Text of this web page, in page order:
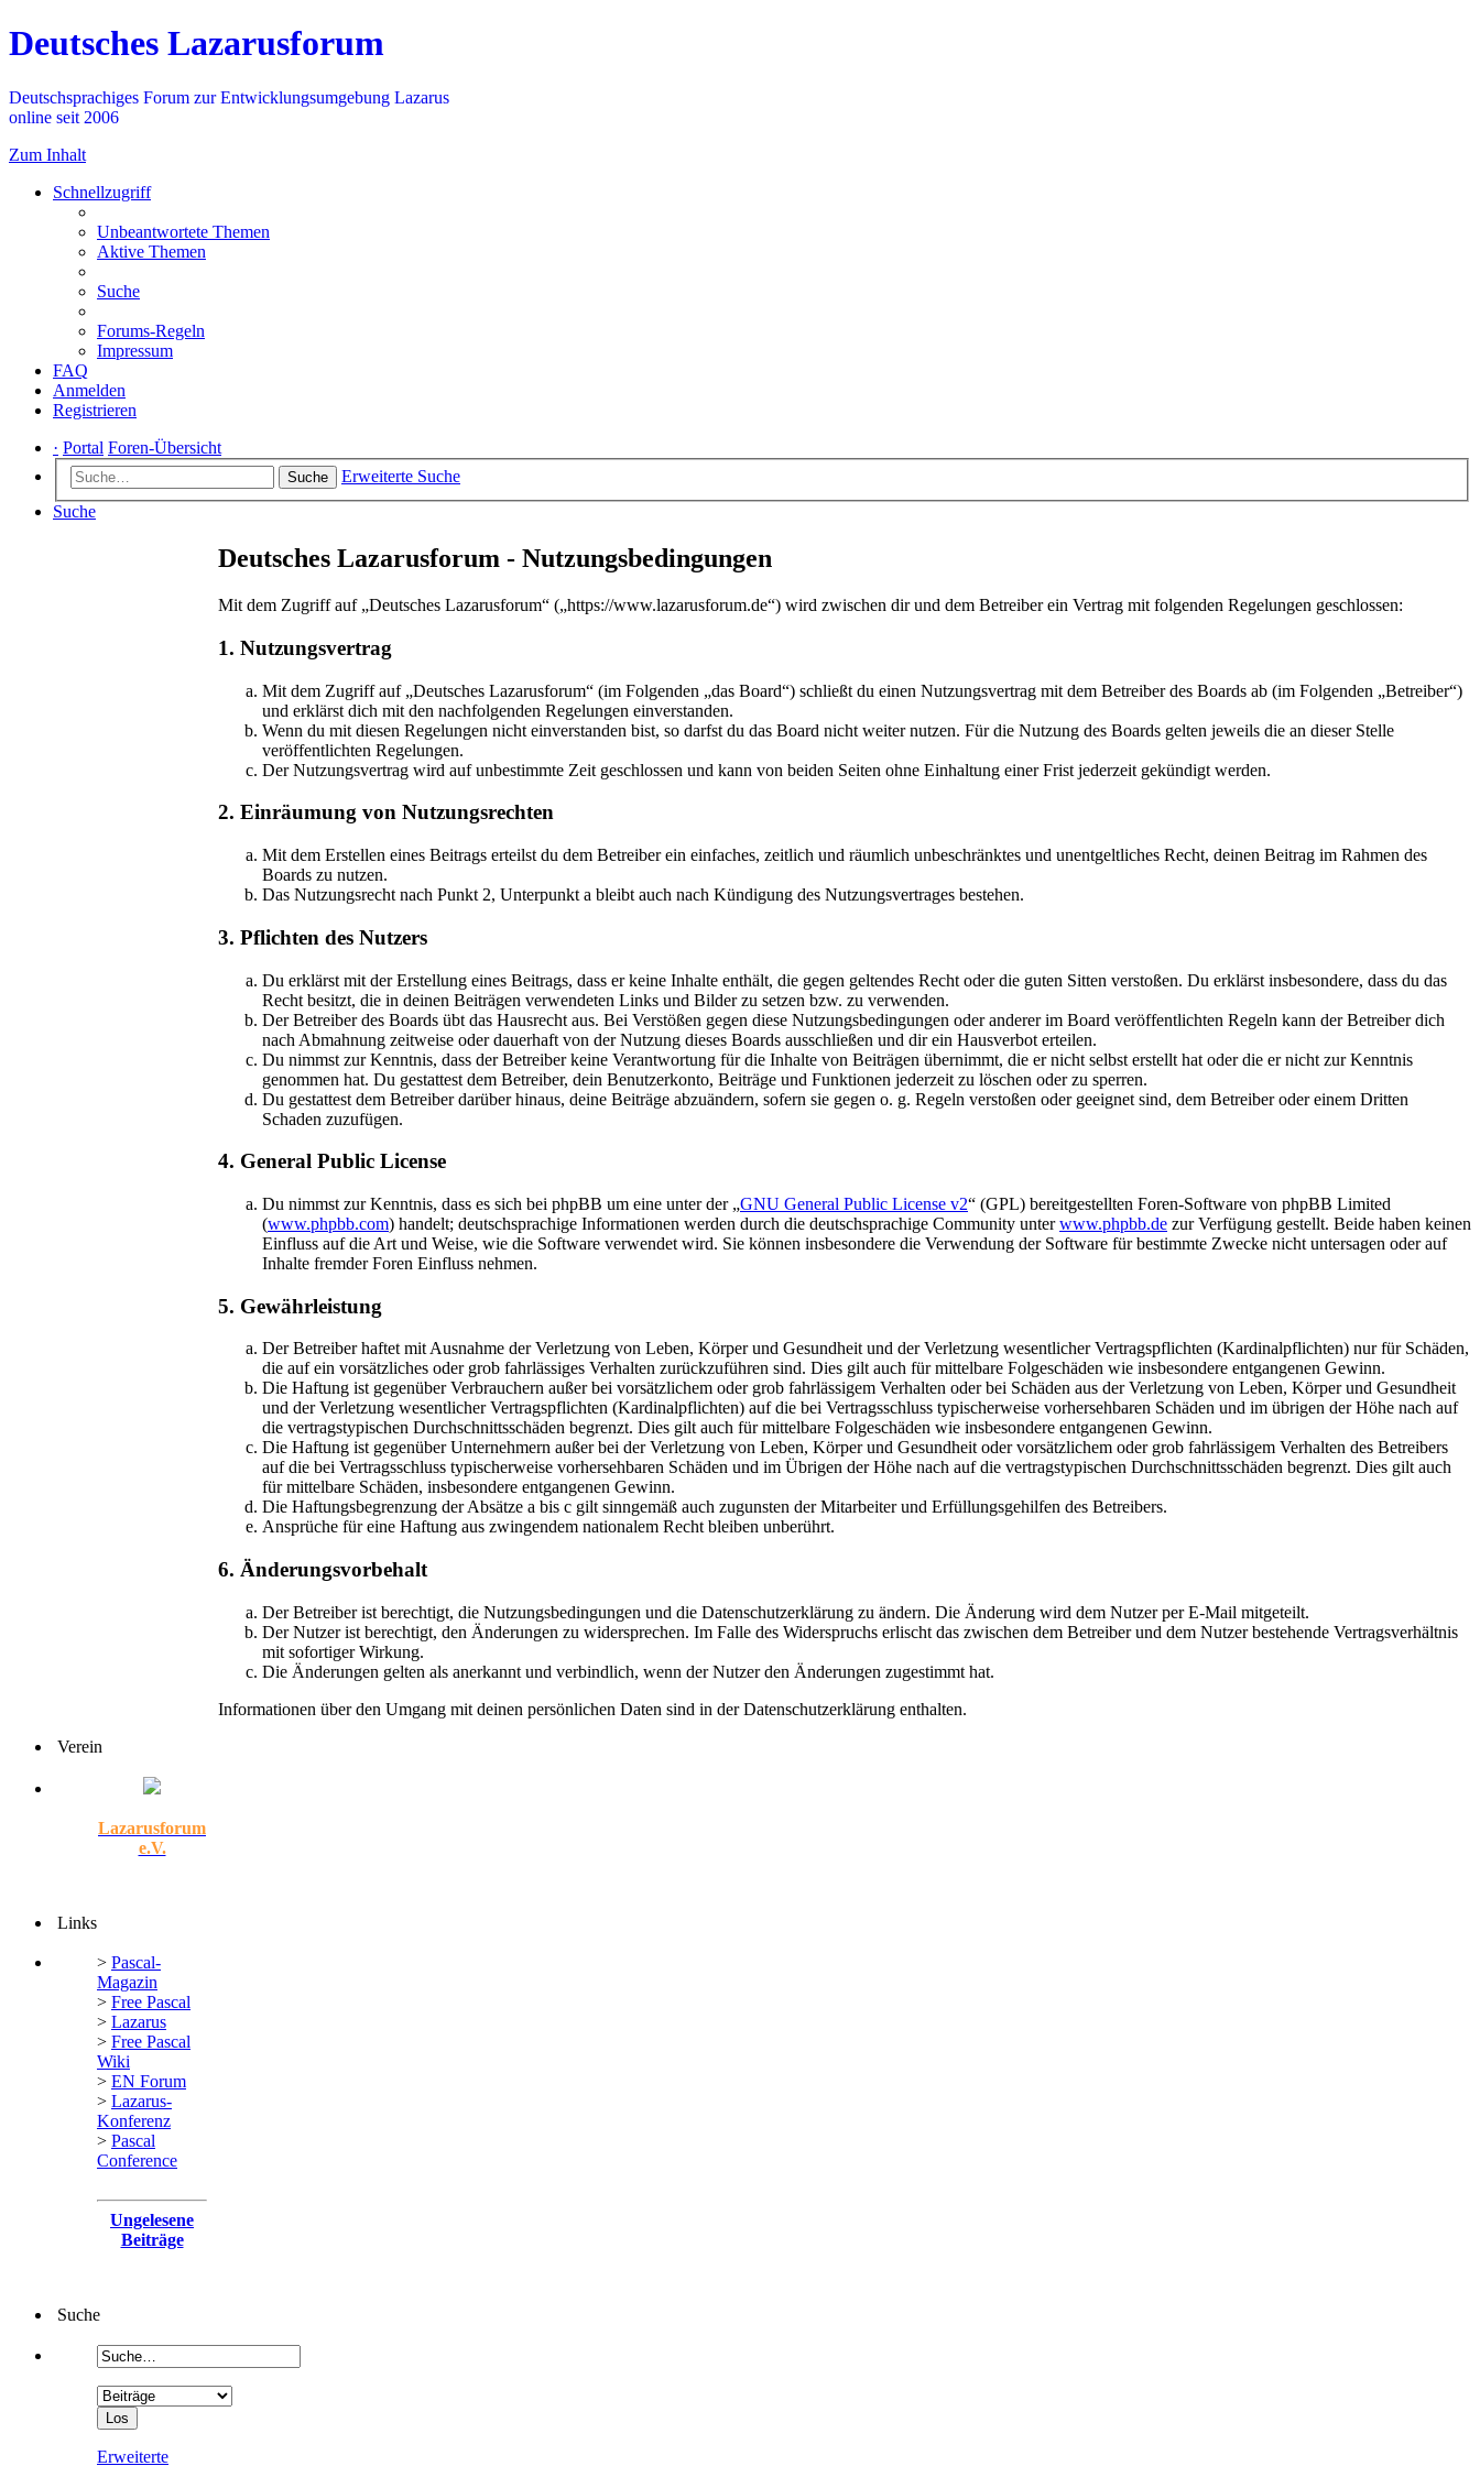
Deutsches Lazarusforum
Deutschsprachiges Forum zur Entwicklungsumgebung Lazarus
online seit 2006
Zum Inhalt
Schnellzugriff
Unbeantwortete Themen
Aktive Themen
Suche
Forums-Regeln
Impressum
FAQ
Anmelden
Registrieren
· Portal Foren-Übersicht
Suche
Erweiterte Suche
Suche
Deutsches Lazarusforum - Nutzungsbedingungen
Mit dem Zugriff auf „Deutsches Lazarusforum“ („https://www.lazarusforum.de“) wird zwischen dir und dem Betreiber ein Vertrag mit folgenden Regelungen geschlossen:
1. Nutzungsvertrag
Mit dem Zugriff auf „Deutsches Lazarusforum“ (im Folgenden „das Board“) schließt du einen Nutzungsvertrag mit dem Betreiber des Boards ab (im Folgenden „Betreiber“)
und erklärst dich mit den nachfolgenden Regelungen einverstanden.
Wenn du mit diesen Regelungen nicht einverstanden bist, so darfst du das Board nicht weiter nutzen. Für die Nutzung des Boards gelten jeweils die an dieser Stelle
veröffentlichten Regelungen.
Der Nutzungsvertrag wird auf unbestimmte Zeit geschlossen und kann von beiden Seiten ohne Einhaltung einer Frist jederzeit gekündigt werden.
2. Einräumung von Nutzungsrechten
Mit dem Erstellen eines Beitrags erteilst du dem Betreiber ein einfaches, zeitlich und räumlich unbeschränktes und unentgeltliches Recht, deinen Beitrag im Rahmen des
Boards zu nutzen.
Das Nutzungsrecht nach Punkt 2, Unterpunkt a bleibt auch nach Kündigung des Nutzungsvertrages bestehen.
3. Pflichten des Nutzers
Du erklärst mit der Erstellung eines Beitrags, dass er keine Inhalte enthält, die gegen geltendes Recht oder die guten Sitten verstoßen. Du erklärst insbesondere, dass du das
Recht besitzt, die in deinen Beiträgen verwendeten Links und Bilder zu setzen bzw. zu verwenden.
Der Betreiber des Boards übt das Hausrecht aus. Bei Verstößen gegen diese Nutzungsbedingungen oder anderer im Board veröffentlichten Regeln kann der Betreiber dich
nach Abmahnung zeitweise oder dauerhaft von der Nutzung dieses Boards ausschließen und dir ein Hausverbot erteilen.
Du nimmst zur Kenntnis, dass der Betreiber keine Verantwortung für die Inhalte von Beiträgen übernimmt, die er nicht selbst erstellt hat oder die er nicht zur Kenntnis
genommen hat. Du gestattest dem Betreiber, dein Benutzerkonto, Beiträge und Funktionen jederzeit zu löschen oder zu sperren.
Du gestattest dem Betreiber darüber hinaus, deine Beiträge abzuändern, sofern sie gegen o. g. Regeln verstoßen oder geeignet sind, dem Betreiber oder einem Dritten
Schaden zuzufügen.
4. General Public License
Du nimmst zur Kenntnis, dass es sich bei phpBB um eine unter der „GNU General Public License v2“ (GPL) bereitgestellten Foren-Software von phpBB Limited
(www.phpbb.com) handelt; deutschsprachige Informationen werden durch die deutschsprachige Community unterwww.phpbb.de zur Verfügung gestellt. Beide haben keinen
Einfluss auf die Art und Weise, wie die Software verwendet wird. Sie können insbesondere die Verwendung der Software für bestimmte Zwecke nicht untersagen oder auf
Inhalte fremder Foren Einfluss nehmen.
5. Gewährleistung
Der Betreiber haftet mit Ausnahme der Verletzung von Leben, Körper und Gesundheit und der Verletzung wesentlicher Vertragspflichten (Kardinalpflichten) nur für Schäden,
die auf ein vorsätzliches oder grob fahrlässiges Verhalten zurückzuführen sind. Dies gilt auch für mittelbare Folgeschäden wie insbesondere entgangenen Gewinn.
Die Haftung ist gegenüber Verbrauchern außer bei vorsätzlichem oder grob fahrlässigem Verhalten oder bei Schäden aus der Verletzung von Leben, Körper und Gesundheit
und der Verletzung wesentlicher Vertragspflichten (Kardinalpflichten) auf die bei Vertragsschluss typischerweise vorhersehbaren Schäden und im übrigen der Höhe nach auf
die vertragstypischen Durchschnittsschäden begrenzt. Dies gilt auch für mittelbare Folgeschäden wie insbesondere entgangenen Gewinn.
Die Haftung ist gegenüber Unternehmern außer bei der Verletzung von Leben, Körper und Gesundheit oder vorsätzlichem oder grob fahrlässigem Verhalten des Betreibers
auf die bei Vertragsschluss typischerweise vorhersehbaren Schäden und im Übrigen der Höhe nach auf die vertragstypischen Durchschnittsschäden begrenzt. Dies gilt auch
für mittelbare Schäden, insbesondere entgangenen Gewinn.
Die Haftungsbegrenzung der Absätze a bis c gilt sinngemäß auch zugunsten der Mitarbeiter und Erfüllungsgehilfen des Betreibers.
Ansprüche für eine Haftung aus zwingendem nationalem Recht bleiben unberührt.
6. Änderungsvorbehalt
Der Betreiber ist berechtigt, die Nutzungsbedingungen und die Datenschutzerklärung zu ändern. Die Änderung wird dem Nutzer per E-Mail mitgeteilt.
Der Nutzer ist berechtigt, den Änderungen zu widersprechen. Im Falle des Widerspruchs erlischt das zwischen dem Betreiber und dem Nutzer bestehende Vertragsverhältnis
mit sofortiger Wirkung.
Die Änderungen gelten als anerkannt und verbindlich, wenn der Nutzer den Änderungen zugestimmt hat.
Informationen über den Umgang mit deinen persönlichen Daten sind in der Datenschutzerklärung enthalten.
Verein
Lazarusforum
e.V.
Links
> Pascal-
Magazin
> Free Pascal
> Lazarus
> Free Pascal
Wiki
> EN Forum
> Lazarus-
Konferenz
> Pascal
Conference
Ungelesene
Beiträge
Suche
Erweiterte